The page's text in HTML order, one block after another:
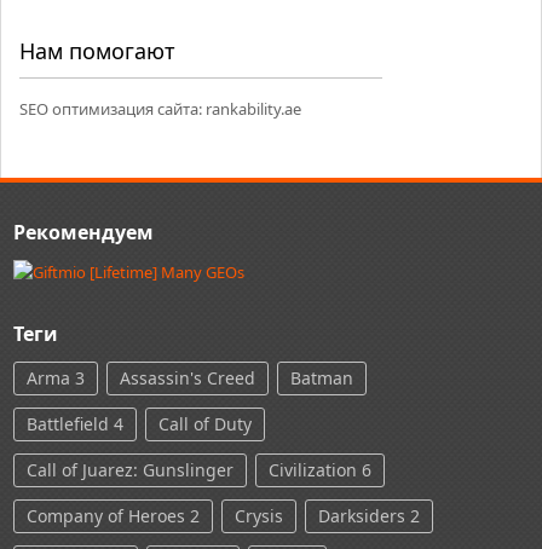
Нам помогают
SEO оптимизация сайта: rankability.ae
Рекомендуем
Теги
Arma 3 Assassin's Creed
Batman
Battlefield 4
Call of Duty
Call of Juarez: Gunslinger
Civilization 6
Company of Heroes 2
Crysis
Darksiders 2